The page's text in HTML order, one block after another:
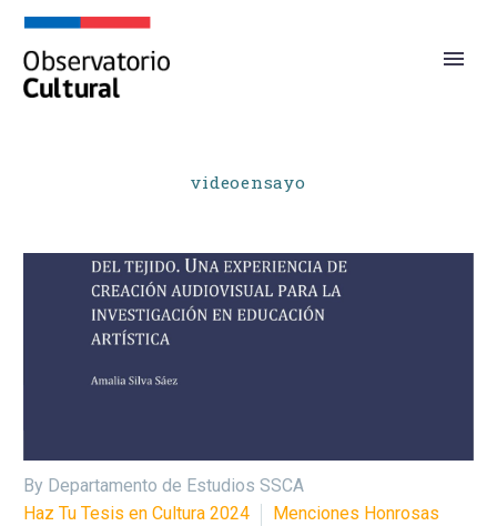
videoensayo
By Departamento de Estudios SSCA
Haz Tu Tesis en Cultura 2024
Menciones Honrosas